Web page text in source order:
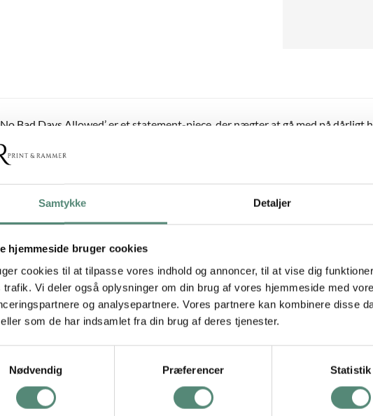
Samtykke Detaljer
hjemmeside bruger cookies
cookies til at tilpasse vores indhold og annoncer, til at vise dig
trafik. Vi deler også oplysninger om din brug af vores hjemmeside med
og analysepartnere. Vores partnere kan kombinere disse
som de har indsamlet fra din brug af deres tjenester.
Nødvendig
Præferencer Statistik
Bad Days Allowed’ er et statement-piece, der nægter at gå med på
og en regnbue, der strømmer ud fra munden som en slags farverig
som skaber en nærmest hypnotisk effekt. Det hele toppes af pink
ideel til dig, der elsker farver og fest – uanset om det er til teenageværelset,
og visuel magnet, og den taler direkte til dem, der ikke tager alting alt for
‘Okay in Pink’.
29,7×42 cm, 42×59,4 cm, 50×70 cm